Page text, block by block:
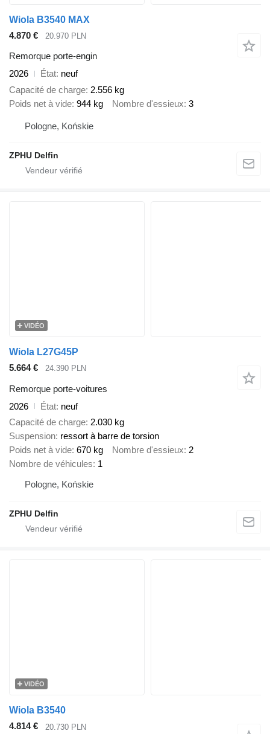
Wiola B3540 MAX
4.870 €
20.970 PLN
Remorque porte-engin
2026
État neuf
Capacité de charge 2.556 kg
Poids net à vide 944 kg Nombre d'essieux 3
Pologne, Końskie
ZPHU Delfin
VIDÉO
Wiola L27G45P
5.664 €
24.390 PLN
Remorque porte-voitures
2026
État neuf
Capacité de charge 2.030 kg
Suspension ressort à barre de torsion
Poids net à vide 670 kg Nombre d'essieux 2
Nombre de véhicules 1
Pologne, Końskie
ZPHU Delfin
VIDÉO
Wiola B3540
4.814 €
20.730 PLN